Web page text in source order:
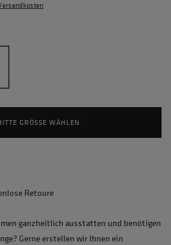
GRÖSSE WÄHLEN
Retoure
ganzheitlich ausstatten und benötigen
Gerne erstellen wir Ihnen ein